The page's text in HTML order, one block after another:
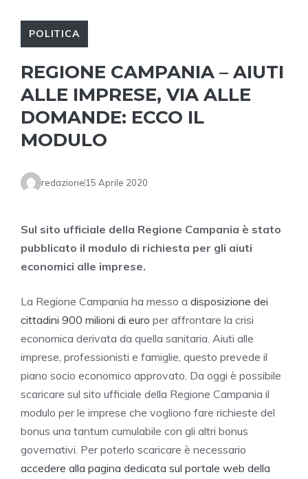
POLITICA
REGIONE CAMPANIA – AIUTI
ALLE IMPRESE, VIA ALLE
DOMANDE: ECCO IL
MODULO
redazione 15 Aprile 2020
Sul sito ufficiale della Regione Campania è stato
pubblicato il modulo di richiesta per gli aiuti
economici alle imprese.
La Regione Campania ha messo a disposizione dei
cittadini 900 milioni di euro per affrontare la crisi
economica derivata da quella sanitaria. Aiuti alle
imprese, professionisti e famiglie, questo prevede il
piano socio economico approvato. Da oggi è possibile
scaricare sul sito ufficiale della Regione Campania il
modulo per le imprese che vogliono fare richieste del
bonus una tantum cumulabile con gli altri bonus
governativi. Per poterlo scaricare è necessario
accedere alla pagina dedicata sul portale web della